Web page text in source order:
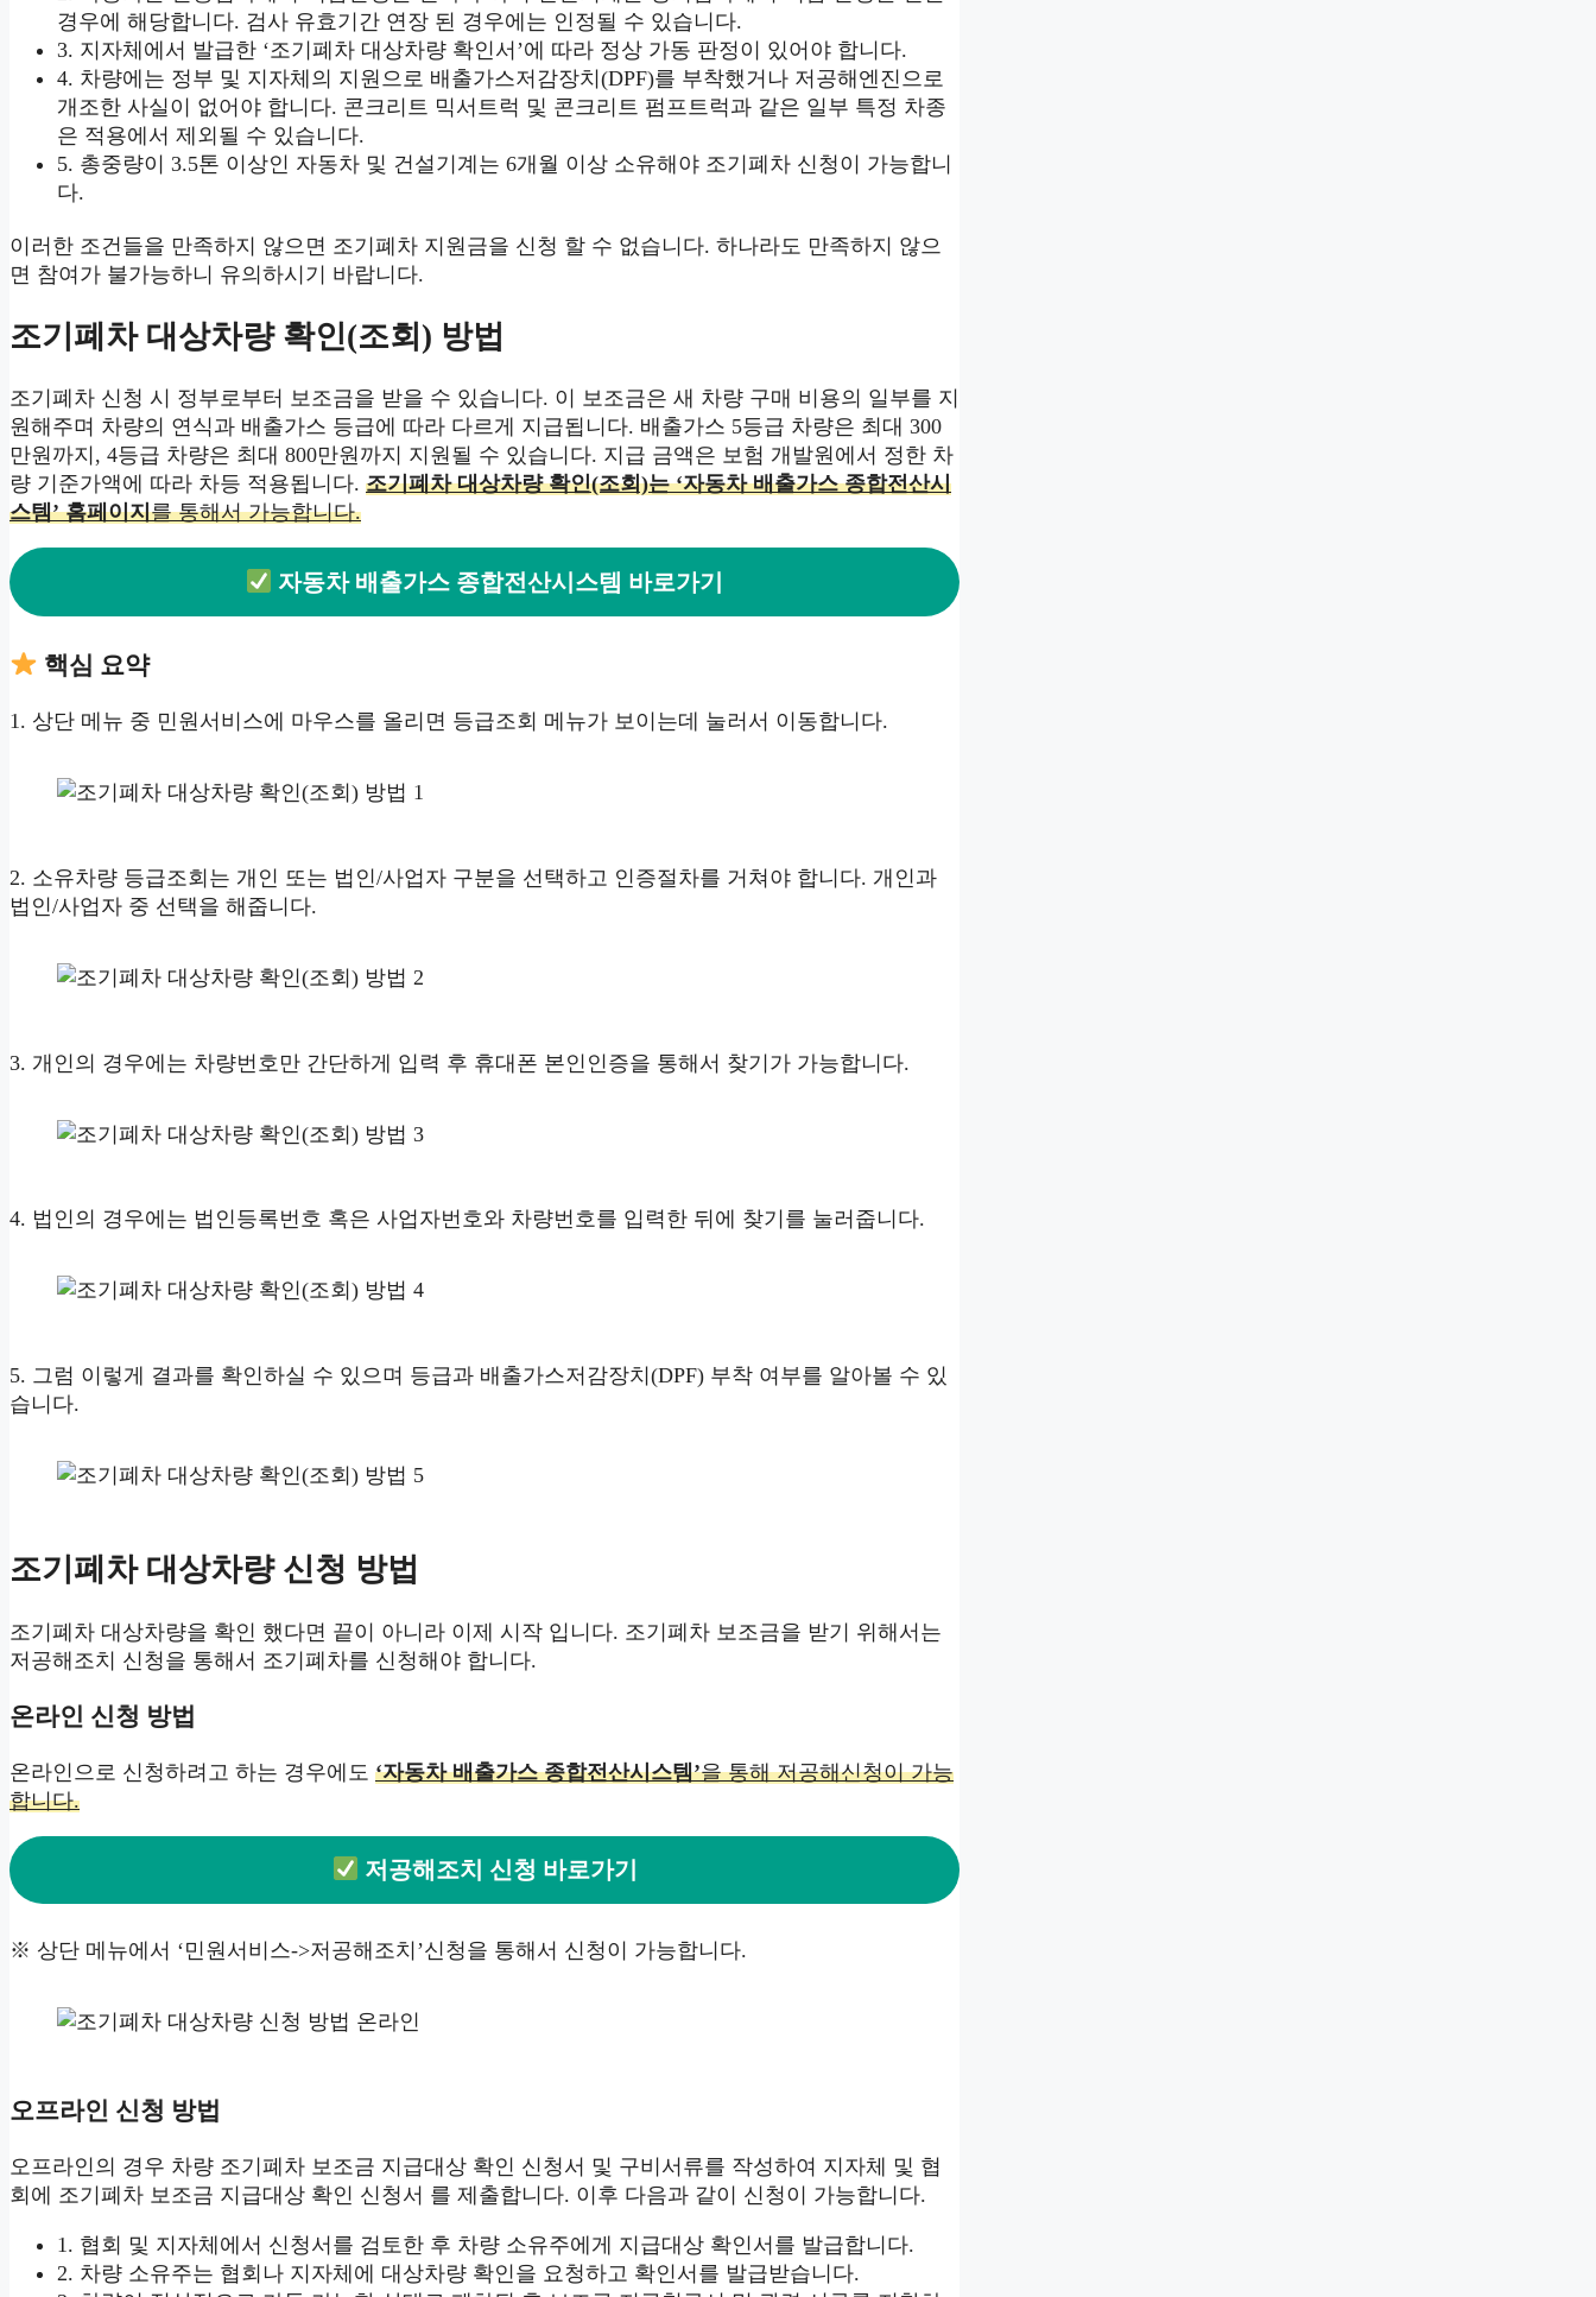
경우에 해당합니다. 검사 유효기간 연장 된 경우에는 인정될 수 있습니다.
3. 지자체에서 발급한 ‘조기폐차 대상차량 확인서’에 따라 정상 가동 판정이 있어야 합니다.
4. 차량에는 정부 및 지자체의 지원으로 배출가스저감장치(DPF)를 부착했거나 저공해엔진으로
개조한 사실이 없어야 합니다. 콘크리트 믹서트럭 및 콘크리트 펌프트럭과 같은 일부 특정 차종
은 적용에서 제외될 수 있습니다.
5. 총중량이 3.5톤 이상인 자동차 및 건설기계는 6개월 이상 소유해야 조기폐차 신청이 가능합니
다.
이러한 조건들을 만족하지 않으면 조기폐차 지원금을 신청 할 수 없습니다. 하나라도 만족하지 않으
면 참여가 불가능하니 유의하시기 바랍니다.
조기폐차 대상차량 확인(조회) 방법
조기폐차 신청 시 정부로부터 보조금을 받을 수 있습니다. 이 보조금은 새 차량 구매 비용의 일부를 지
원해주며 차량의 연식과 배출가스 등급에 따라 다르게 지급됩니다. 배출가스 5등급 차량은 최대 300
만원까지, 4등급 차량은 최대 800만원까지 지원될 수 있습니다. 지급 금액은 보험 개발원에서 정한 차
량 기준가액에 따라 차등 적용됩니다. 조기폐차 대상차량 확인(조회)는 ‘자동차 배출가스 종합전산시
스템’ 홈페이지를 통해서 가능합니다.
자동차 배출가스 종합전산시스템 바로가기
핵심 요약
1. 상단 메뉴 중 민원서비스에 마우스를 올리면 등급조회 메뉴가 보이는데 눌러서 이동합니다.
2. 소유차량 등급조회는 개인 또는 법인/사업자 구분을 선택하고 인증절차를 거쳐야 합니다. 개인과
법인/사업자 중 선택을 해줍니다.
3. 개인의 경우에는 차량번호만 간단하게 입력 후 휴대폰 본인인증을 통해서 찾기가 가능합니다.
4. 법인의 경우에는 법인등록번호 혹은 사업자번호와 차량번호를 입력한 뒤에 찾기를 눌러줍니다.
5. 그럼 이렇게 결과를 확인하실 수 있으며 등급과 배출가스저감장치(DPF) 부착 여부를 알아볼 수 있
습니다.
조기폐차 대상차량 신청 방법
조기폐차 대상차량을 확인 했다면 끝이 아니라 이제 시작 입니다. 조기폐차 보조금을 받기 위해서는
저공해조치 신청을 통해서 조기폐차를 신청해야 합니다.
온라인 신청 방법
온라인으로 신청하려고 하는 경우에도 ‘자동차 배출가스 종합전산시스템’을 통해 저공해신청이 가능
합니다.
저공해조치 신청 바로가기
※ 상단 메뉴에서 ‘민원서비스->저공해조치’신청을 통해서 신청이 가능합니다.
오프라인 신청 방법
오프라인의 경우 차량 조기폐차 보조금 지급대상 확인 신청서 및 구비서류를 작성하여 지자체 및 협
회에 조기폐차 보조금 지급대상 확인 신청서 를 제출합니다. 이후 다음과 같이 신청이 가능합니다.
1. 협회 및 지자체에서 신청서를 검토한 후 차량 소유주에게 지급대상 확인서를 발급합니다.
2. 차량 소유주는 협회나 지자체에 대상차량 확인을 요청하고 확인서를 발급받습니다.